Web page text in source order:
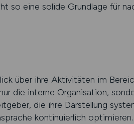
so eine solide Grundlage für
über ihre Aktivitäten im
die interne Organisation,
die ihre Darstellung
kontinuierlich